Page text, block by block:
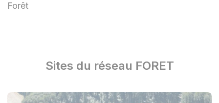
Forêt
Sites du réseau FORET